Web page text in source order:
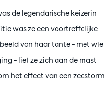
de legendarische keizerin
was ze een voortreffelijke
van haar tante – met wie
– liet ze zich aan de mast
het effect van een zeestorm